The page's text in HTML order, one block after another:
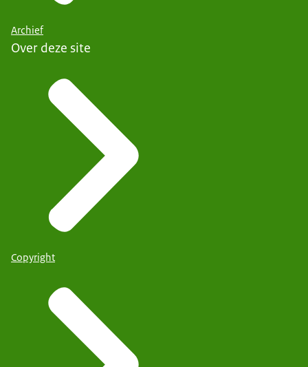
Archief
Over deze site
Copyright